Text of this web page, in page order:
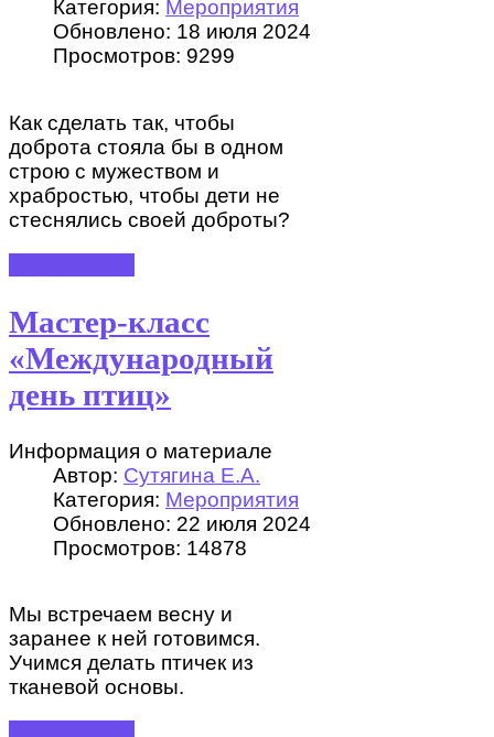
Категория: Мероприятия
Обновлено: 18 июля 2024
Просмотров: 9299
Как сделать так, чтобы
доброта стояла бы в одном
строю с мужеством и
храбростью, чтобы дети не
стеснялись своей доброты?
Мастер-класс
«Международный
день птиц»
Информация о материале
Автор: Сутягина Е.А.
Категория: Мероприятия
Обновлено: 22 июля 2024
Просмотров: 14878
Мы встречаем весну и
заранее к ней готовимся.
Учимся делать птичек из
тканевой основы.